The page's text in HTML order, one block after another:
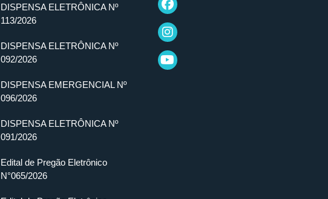
DISPENSA ELETRÔNICA Nº
113/2026
DISPENSA ELETRÔNICA Nº
092/2026
DISPENSA EMERGENCIAL Nº
096/2026
DISPENSA ELETRÔNICA Nº
091/2026
Edital de Pregão Eletrônico
N°065/2026